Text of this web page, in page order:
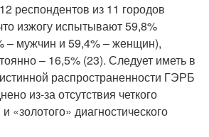
респондентов из 11 городов
изжогу испытывают 59,8%
– мужчин и 59,4% – женщин),
– 16,5% (23). Следует иметь в
распространенности ГЭРБ
из-за отсутствия четкого
диагностического